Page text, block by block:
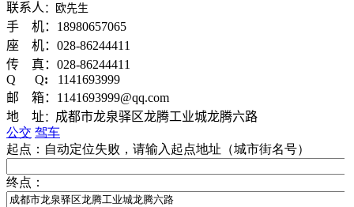
联系人 ：欧先生
手 机：18980657065
座 机：028-86244411
传 真：028-86244411
Q Q: 1141693999
邮 箱：1141693999@qq.com
地 址： 成都市龙泉驿区龙腾工业城龙腾六路